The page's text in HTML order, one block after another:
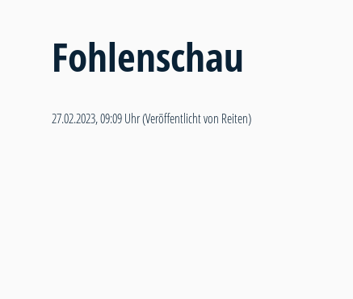
Fohlenschau
27.02.2023, 09:09 Uhr(Veröffentlicht von Reiten)